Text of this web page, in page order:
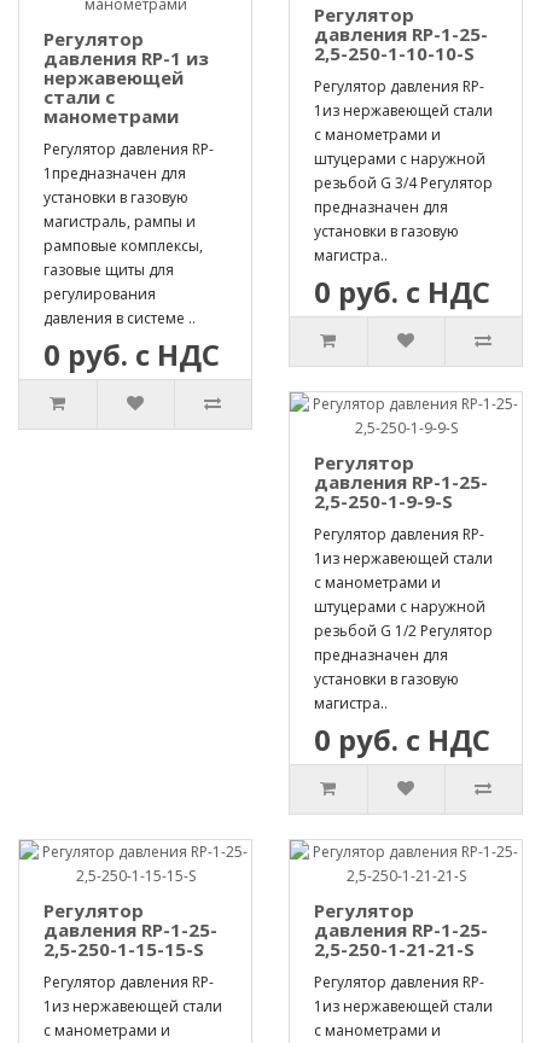
Регулятор
давления RP-1 из
нержавеющей
стали с
манометрами
Регулятор давления RP-
1предназначен для
установки в газовую
магистраль, рампы и
рамповые комплексы,
газовые щиты для
регулирования
давления в системе ..
0 руб. с НДС
Регулятор
давления RP-1-25-
2,5-250-1-10-10-S
Регулятор давления RP-
1из нержавеющей стали
с манометрами и
штуцерами с наружной
резьбой G 3/4 Регулятор
предназначен для
установки в газовую
магистра..
0 руб. с НДС
Регулятор
давления RP-1-25-
2,5-250-1-9-9-S
Регулятор давления RP-
1из нержавеющей стали
с манометрами и
штуцерами с наружной
резьбой G 1/2 Регулятор
предназначен для
установки в газовую
магистра..
0 руб. с НДС
Регулятор
давления RP-1-25-
2,5-250-1-15-15-S
Регулятор давления RP-
1из нержавеющей стали
с манометрами и
Регулятор
давления RP-1-25-
2,5-250-1-21-21-S
Регулятор давления RP-
1из нержавеющей стали
с манометрами и